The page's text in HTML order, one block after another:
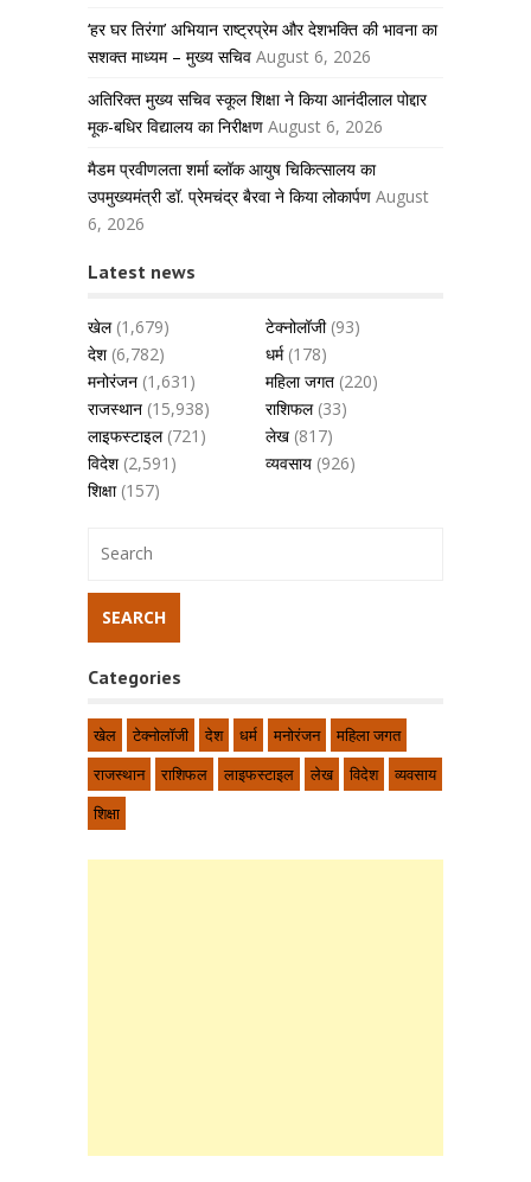
‘हर घर तिरंगा’ अभियान राष्ट्रप्रेम और देशभक्ति की भावना का
सशक्त माध्यम – मुख्य सचिव August 6, 2026
अतिरिक्त मुख्य सचिव स्कूल शिक्षा ने किया आनंदीलाल पोद्दार
मूक-बधिर विद्यालय का निरीक्षण August 6, 2026
मैडम प्रवीणलता शर्मा ब्लॉक आयुष चिकित्सालय का
उपमुख्यमंत्री डॉ. प्रेमचंद्र बैरवा ने किया लोकार्पण August
6, 2026
Latest news
खेल(1,679) टेक्नोलॉजी(93)
देश(6,782) धर्म(178)
मनोरंजन (1,631) महिला जगत (220)
राजस्थान (15,938) राशिफल(33)
लाइफस्टाइल(721) लेख (817)
विदेश(2,591) व्यवसाय (926)
शिक्षा(157)
Categories
खेल टेक्नोलॉजी देश धर्म मनोरंजन
महिला जगत
राजस्थान
राशिफल लाइफस्टाइल लेख विदेश
व्यवसाय
शिक्षा